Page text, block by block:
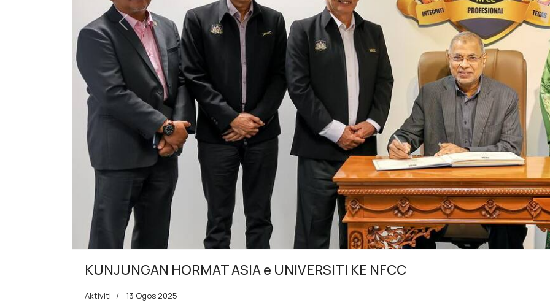
Previous
KUNJUNGAN HORMAT ASIA e UNIVERSITI KE NFCC
Aktiviti 13 Ogos 2025